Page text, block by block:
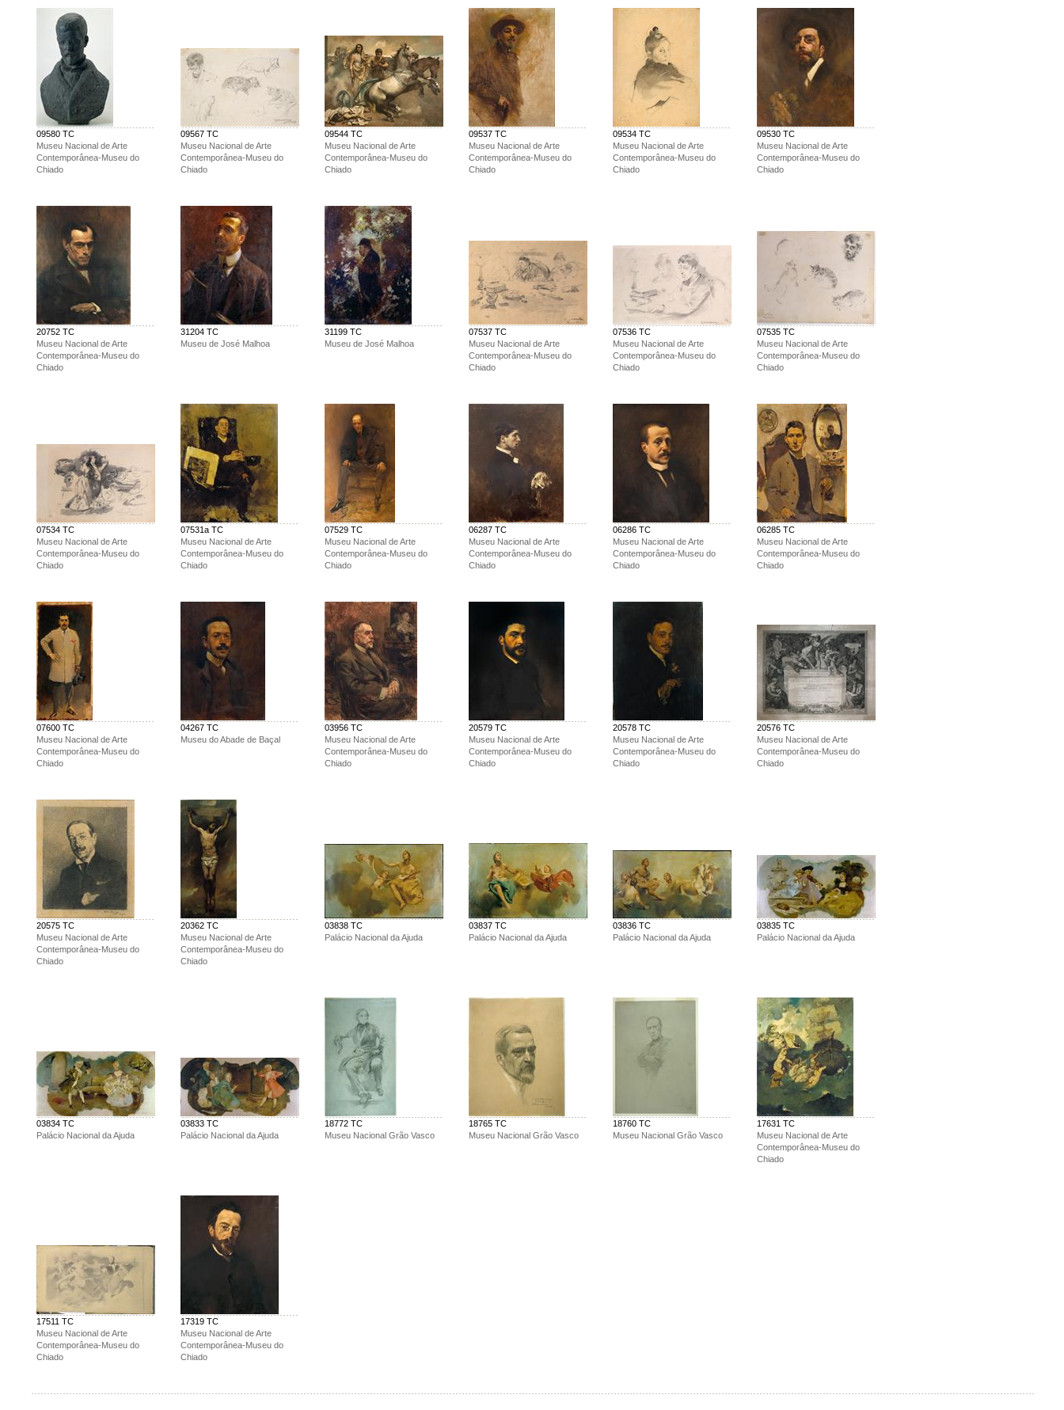
09580 TC
Museu Nacional de Arte
Contemporânea-Museu do
Chiado
09567 TC
Museu Nacional de Arte
Contemporânea-Museu do
Chiado
09544 TC
Museu Nacional de Arte
Contemporânea-Museu do
Chiado
09537 TC
Museu Nacional de Arte
Contemporânea-Museu do
Chiado
09534 TC
Museu Nacional de Arte
Contemporânea-Museu do
Chiado
09530 TC
Museu Nacional de Arte
Contemporânea-Museu do
Chiado
20752 TC
Museu Nacional de Arte
Contemporânea-Museu do
Chiado
31204 TC
Museu de José Malhoa
31199 TC
Museu de José Malhoa
07537 TC
Museu Nacional de Arte
Contemporânea-Museu do
Chiado
07536 TC
Museu Nacional de Arte
Contemporânea-Museu do
Chiado
07535 TC
Museu Nacional de Arte
Contemporânea-Museu do
Chiado
07534 TC
Museu Nacional de Arte
Contemporânea-Museu do
Chiado
07531a TC
Museu Nacional de Arte
Contemporânea-Museu do
Chiado
07529 TC
Museu Nacional de Arte
Contemporânea-Museu do
Chiado
06287 TC
Museu Nacional de Arte
Contemporânea-Museu do
Chiado
06286 TC
Museu Nacional de Arte
Contemporânea-Museu do
Chiado
06285 TC
Museu Nacional de Arte
Contemporânea-Museu do
Chiado
07600 TC
Museu Nacional de Arte
Contemporânea-Museu do
Chiado
04267 TC
Museu do Abade de Baçal
03956 TC
Museu Nacional de Arte
Contemporânea-Museu do
Chiado
20579 TC
Museu Nacional de Arte
Contemporânea-Museu do
Chiado
20578 TC
Museu Nacional de Arte
Contemporânea-Museu do
Chiado
20576 TC
Museu Nacional de Arte
Contemporânea-Museu do
Chiado
20575 TC
Museu Nacional de Arte
Contemporânea-Museu do
Chiado
20362 TC
Museu Nacional de Arte
Contemporânea-Museu do
Chiado
03838 TC
Palácio Nacional da Ajuda
03837 TC
Palácio Nacional da Ajuda
03836 TC
Palácio Nacional da Ajuda
03835 TC
Palácio Nacional da Ajuda
03834 TC
Palácio Nacional da Ajuda
03833 TC
Palácio Nacional da Ajuda
18772 TC
Museu Nacional Grão Vasco
18765 TC
Museu Nacional Grão Vasco
18760 TC
Museu Nacional Grão Vasco
17631 TC
Museu Nacional de Arte
Contemporânea-Museu do
Chiado
17511 TC
Museu Nacional de Arte
Contemporânea-Museu do
Chiado
17319 TC
Museu Nacional de Arte
Contemporânea-Museu do
Chiado